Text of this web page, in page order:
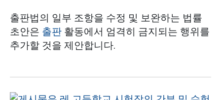
출판법의 일부 조항을 수정 및 보완하는 법률
초안은 출판 활동에서 엄격히 금지되는 행위를
추가할 것을 제안합니다.